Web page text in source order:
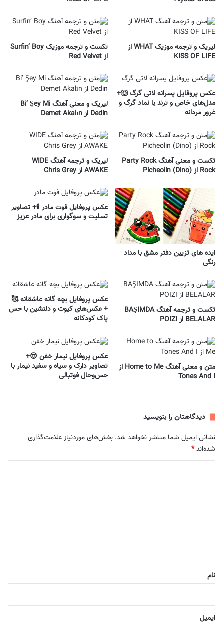
لیریک و ترجمه موزیک WHAT از
KISS OF LIFE
تکست و ترجمه موزیک Surfin’ Boy
از Red Velvet
عکس پروفایل پسرانه لاتی گرگ 🐺+
مدل‌های خاص و ترند با نماد گرگ و
غرور مردانه
لیریک و معنی آهنگ Bi’ Şey Mi
Dedin از Demet Akalın
تکست و معنی آهنگ Party Rock
Rock از Picheolin (Dino)
لیریک و ترجمه آهنگ WIDE
AWAKE از Chris Grey
ایده های تزیین دفتر مشق با مداد
رنگی
عکس پروفایل فوت مادر 🕯️+ تصاویر
تسلیت و سوگواری برای مادر عزیز
تکست و ترجمه آهنگ BAŞIMDA
BELALAR از POIZI
عکس پروفایل بچه گانه عاشقانه 🥰
+ عکس‌های کیوت و دلنشین با حس
پاک کودکانه
متن و معنی آهنگ Home to Me از
Tones And I
عکس پروفایل نیمار خفن 😎+
تصاویر دارک و سیاه و سفید نیمار با
حس‌وحال فوتبالی
دیدگاهتان را بنویسید
نشانی ایمیل شما منتشر نخواهد شد. بخش‌های موردنیاز علامت‌گذاری
شده‌اند*
نام
ایمیل